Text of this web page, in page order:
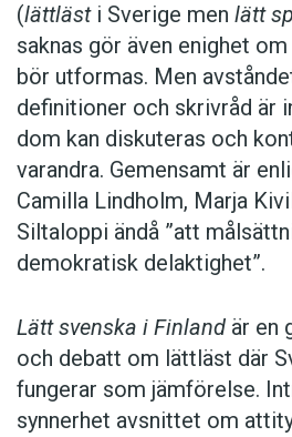
(lättlästi Sverige men lätt
saknas gör även enighet
bör utformas. Men
definitioner och skrivråd är
dom kan diskuteras och
varandra. Gemensamt är
Camilla Lindholm, Marja
Siltaloppi ändå ”att
demokratisk delaktighet”.
Lätt svenska i Finland är en
och debatt om lättläst där
fungerar som jämförelse.
synnerhet ­avsnittet om